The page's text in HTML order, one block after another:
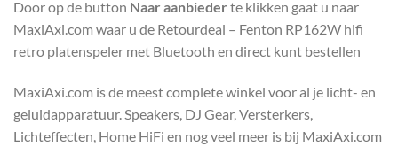
Door op de button Naar aanbieder te klikken gaat u naar
MaxiAxi.com waar u de Retourdeal – Fenton RP162W hifi
retro platenspeler met Bluetooth en direct kunt bestellen
MaxiAxi.com is de meest complete winkel voor al je licht- en
geluidapparatuur. Speakers, DJ Gear, Versterkers,
Lichteffecten, Home HiFi en nog veel meer is bij MaxiAxi.com